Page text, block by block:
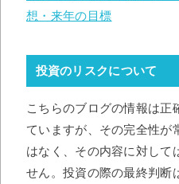
想・来年の目標
投資のリスクについて
こちらのブログの情報は正
ていますが、その完全性が
はなく、その内容に対して
せん。投資の際の最終判断